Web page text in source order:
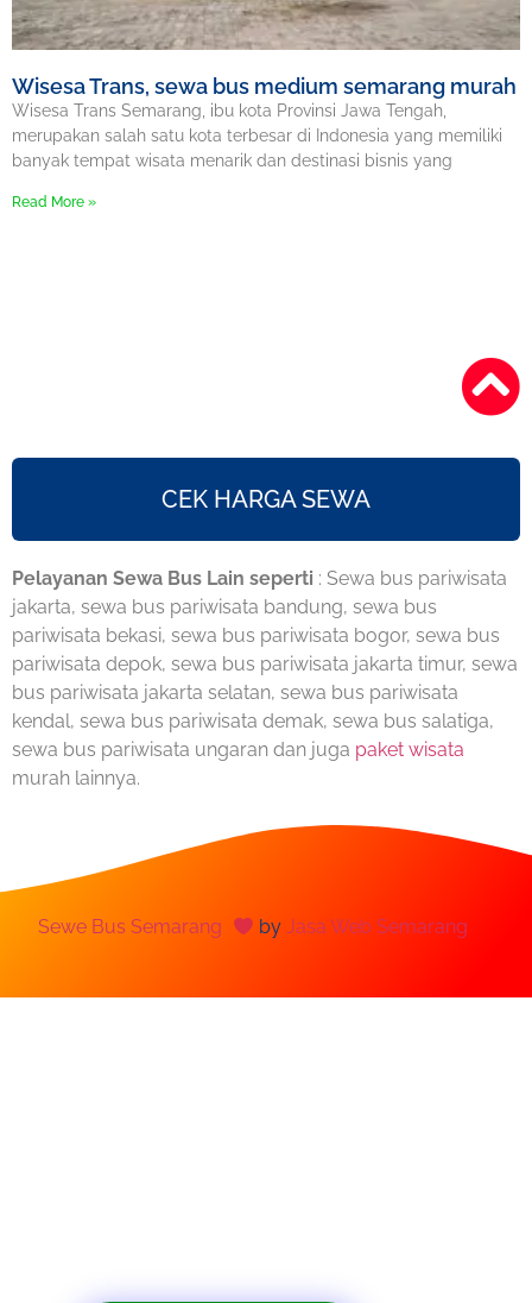
Wisesa Trans, sewa bus medium semarang murah
Wisesa Trans Semarang, ibu kota Provinsi Jawa Tengah,
merupakan salah satu kota terbesar di Indonesia yang memiliki
banyak tempat wisata menarik dan destinasi bisnis yang
Read More »
CEK HARGA SEWA
Pelayanan Sewa Bus Lain seperti : Sewa bus pariwisata
jakarta, sewa bus pariwisata bandung, sewa bus
pariwisata bekasi, sewa bus pariwisata bogor, sewa bus
pariwisata depok, sewa bus pariwisata jakarta timur, sewa
bus pariwisata jakarta selatan, sewa bus pariwisata
kendal, sewa bus pariwisata demak, sewa bus salatiga,
sewa bus pariwisata ungaran dan juga paket wisata
murah lainnya.
Sewe Bus Semarang by Jasa Web Semarang